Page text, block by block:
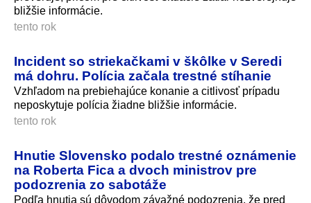
bližšie informácie.
tento rok
Incident so striekačkami v škôlke v Seredi
má dohru. Polícia začala trestné stíhanie
Vzhľadom na prebiehajúce konanie a citlivosť prípadu
neposkytuje polícia žiadne bližšie informácie.
tento rok
Hnutie Slovensko podalo trestné oznámenie
na Roberta Fica a dvoch ministrov pre
podozrenia zo sabotáže
Podľa hnutia sú dôvodom závažné podozrenia, že pred